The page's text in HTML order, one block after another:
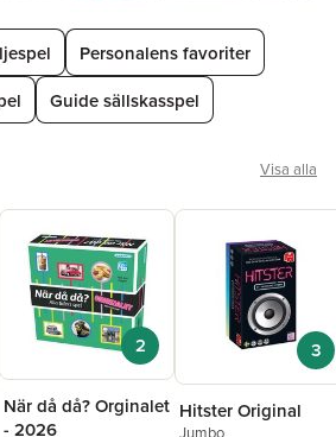
Personalens favoriter
Guide sällskasspel
Visa alla
2
När då då? Orginalet
- 2026
3
Hitster Original
Jumbo